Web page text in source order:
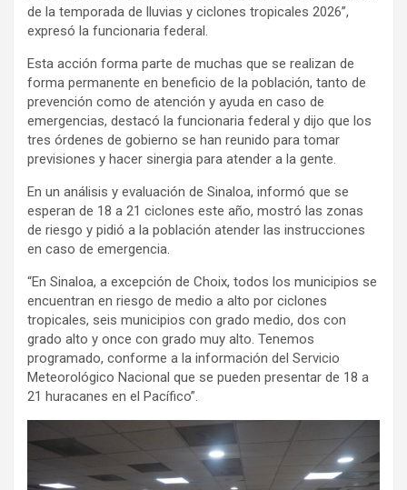
de la temporada de lluvias y ciclones tropicales 2026”,
expresó la funcionaria federal.
Esta acción forma parte de muchas que se realizan de
forma permanente en beneficio de la población, tanto de
prevención como de atención y ayuda en caso de
emergencias, destacó la funcionaria federal y dijo que los
tres órdenes de gobierno se han reunido para tomar
previsiones y hacer sinergia para atender a la gente.
En un análisis y evaluación de Sinaloa, informó que se
esperan de 18 a 21 ciclones este año, mostró las zonas
de riesgo y pidió a la población atender las instrucciones
en caso de emergencia.
“En Sinaloa, a excepción de Choix, todos los municipios se
encuentran en riesgo de medio a alto por ciclones
tropicales, seis municipios con grado medio, dos con
grado alto y once con grado muy alto. Tenemos
programado, conforme a la información del Servicio
Meteorológico Nacional que se pueden presentar de 18 a
21 huracanes en el Pacífico”.